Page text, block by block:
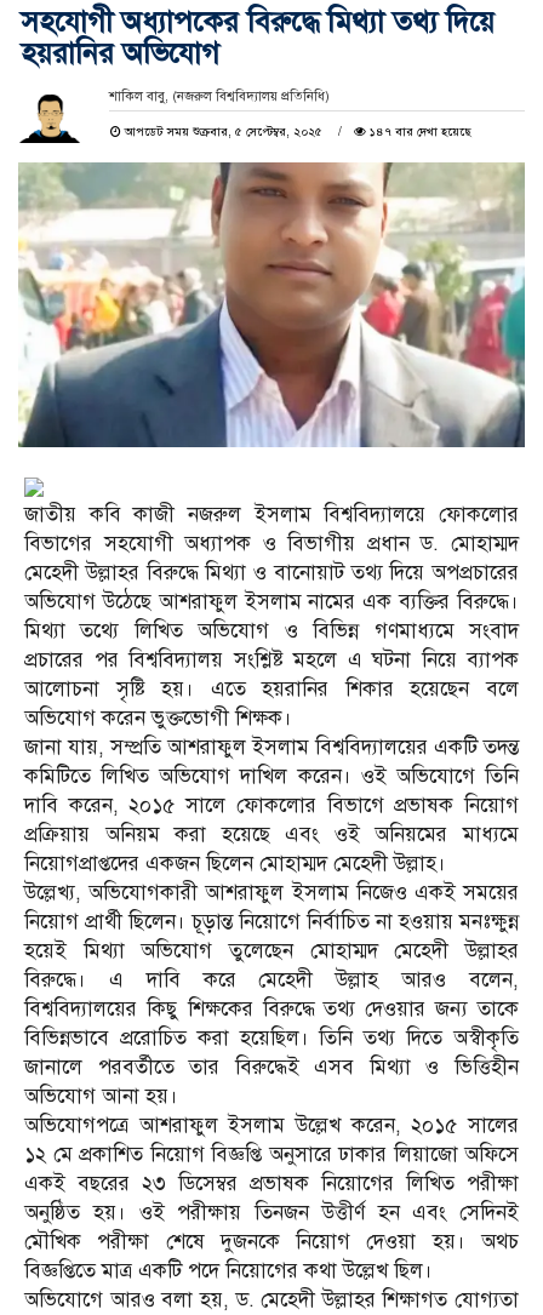
সহযোগী অধ্যাপকের বিরুদ্ধে মিথ্যা তথ্য দিয়ে
হয়রানির অভিযোগ
শাকিল বাবু, (নজরুল বিশ্ববিদ্যালয় প্রতিনিধি)
আপডেট সময় শুক্রবার, ৫ সেপ্টেম্বর, ২০২৫ ১৪৭ বার দেখা হয়েছে
জাতীয় কবি কাজী নজরুল ইসলাম বিশ্ববিদ্যালয়ে ফোকলোর
বিভাগের সহযোগী অধ্যাপক ও বিভাগীয় প্রধান ড. মোহাম্মদ
মেহেদী উল্লাহর বিরুদ্ধে মিথ্যা ও বানোয়াট তথ্য দিয়ে অপপ্রচারের
অভিযোগ উঠেছে আশরাফুল ইসলাম নামের এক ব্যক্তির বিরুদ্ধে।
মিথ্যা তথ্যে লিখিত অভিযোগ ও বিভিন্ন গণমাধ্যমে সংবাদ
প্রচারের পর বিশ্ববিদ্যালয় সংশ্লিষ্ট মহলে এ ঘটনা নিয়ে ব্যাপক
আলোচনা সৃষ্টি হয়। এতে হয়রানির শিকার হয়েছেন বলে
অভিযোগ করেন ভুক্তভোগী শিক্ষক।
জানা যায়, সম্প্রতি আশরাফুল ইসলাম বিশ্ববিদ্যালয়ের একটি তদন্ত
কমিটিতে লিখিত অভিযোগ দাখিল করেন। ওই অভিযোগে তিনি
দাবি করেন, ২০১৫ সালে ফোকলোর বিভাগে প্রভাষক নিয়োগ
প্রক্রিয়ায় অনিয়ম করা হয়েছে এবং ওই অনিয়মের মাধ্যমে
নিয়োগপ্রাপ্তদের একজন ছিলেন মোহাম্মদ মেহেদী উল্লাহ।
উল্লেখ্য, অভিযোগকারী আশরাফুল ইসলাম নিজেও একই সময়ের
নিয়োগ প্রার্থী ছিলেন। চূড়ান্ত নিয়োগে নির্বাচিত না হওয়ায় মনঃক্ষুন্ন
হয়েই মিথ্যা অভিযোগ তুলেছেন মোহাম্মদ মেহেদী উল্লাহর
বিরুদ্ধে। এ দাবি করে মেহেদী উল্লাহ আরও বলেন,
বিশ্ববিদ্যালয়ের কিছু শিক্ষকের বিরুদ্ধে তথ্য দেওয়ার জন্য তাকে
বিভিন্নভাবে প্ররোচিত করা হয়েছিল। তিনি তথ্য দিতে অস্বীকৃতি
জানালে পরবর্তীতে তার বিরুদ্ধেই এসব মিথ্যা ও ভিত্তিহীন
অভিযোগ আনা হয়।
অভিযোগপত্রে আশরাফুল ইসলাম উল্লেখ করেন, ২০১৫ সালের
১২ মে প্রকাশিত নিয়োগ বিজ্ঞপ্তি অনুসারে ঢাকার লিয়াজো অফিসে
একই বছরের ২৩ ডিসেম্বর প্রভাষক নিয়োগের লিখিত পরীক্ষা
অনুষ্ঠিত হয়। ওই পরীক্ষায় তিনজন উত্তীর্ণ হন এবং সেদিনই
মৌখিক পরীক্ষা শেষে দুজনকে নিয়োগ দেওয়া হয়। অথচ
বিজ্ঞপ্তিতে মাত্র একটি পদে নিয়োগের কথা উল্লেখ ছিল।
অভিযোগে আরও বলা হয়, ড. মেহেদী উল্লাহর শিক্ষাগত যোগ্যতা